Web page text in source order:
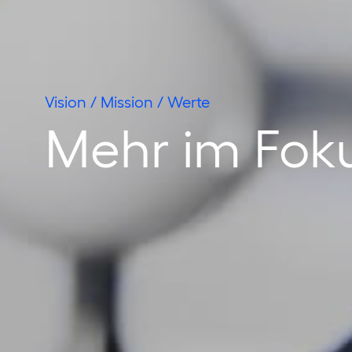
Vision / Mission / Werte
Mehr im